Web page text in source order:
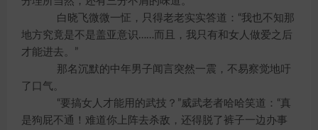
白晓飞微微一怔，只得老老实实答道：“我也不知那
地方究竟是不是盖亚意识……而且，我只有和女人做爱之后
才能进去。”
那名沉默的中年男子闻言突然一震，不易察觉地吁
了口气。
“要搞女人才能用的武技？”威武老者哈哈笑道：“真
是狗屁不通！难道你上阵去杀敌，还得脱了裤子一边办事